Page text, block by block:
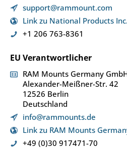
support@rammount.com
Link zu National Products Inc.
+1 206 763-8361
EU Verantwortlicher
RAM Mounts Germany
Alexander-Meißner-Str. 42
12526 Berlin
Deutschland
info@rammounts.de
Link zu RAM Mounts
+49 (0)30 917471-70